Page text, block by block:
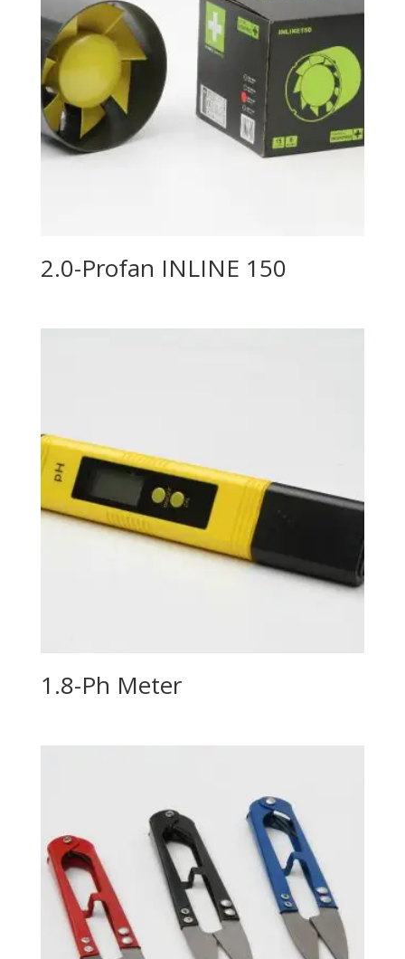
2.0-Profan INLINE 150
1.8-Ph Meter